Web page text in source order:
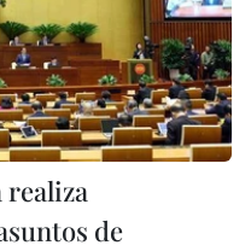
realiza
de